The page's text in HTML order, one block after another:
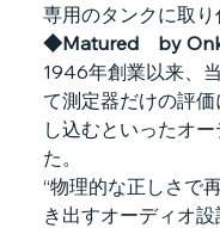
専用のタンクに取
◆Matured　by
1946年創業以来、
て測定器だけの評
し込むといったオ
た。
“物理的な正しさで
き出すオーディオ